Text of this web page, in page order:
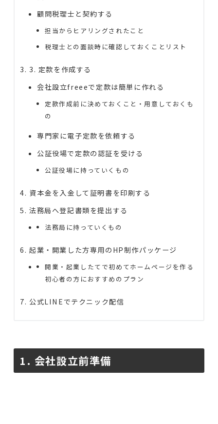
顧問税理士と契約する
担当からヒアリングされたこと
税理士との面談時に確認しておくことリスト
3. 定款を作成する
会社設立freeeで定款は簡単に作れる
定款作成前に決めておくこと・用意しておくも
の
専門家に電子定款を依頼する
公証役場で定款の認証を受ける
公証役場に持っていくもの
資本金を入金して証明書を印刷する
法務局へ登記書類を提出する
法務局に持っていくもの
起業・開業した方専用のHP制作パッケージ
開業・起業したてで初めてホームページを作る
初心者の方におすすめのプラン
公式LINEでテクニック配信
1. 会社設立前準備